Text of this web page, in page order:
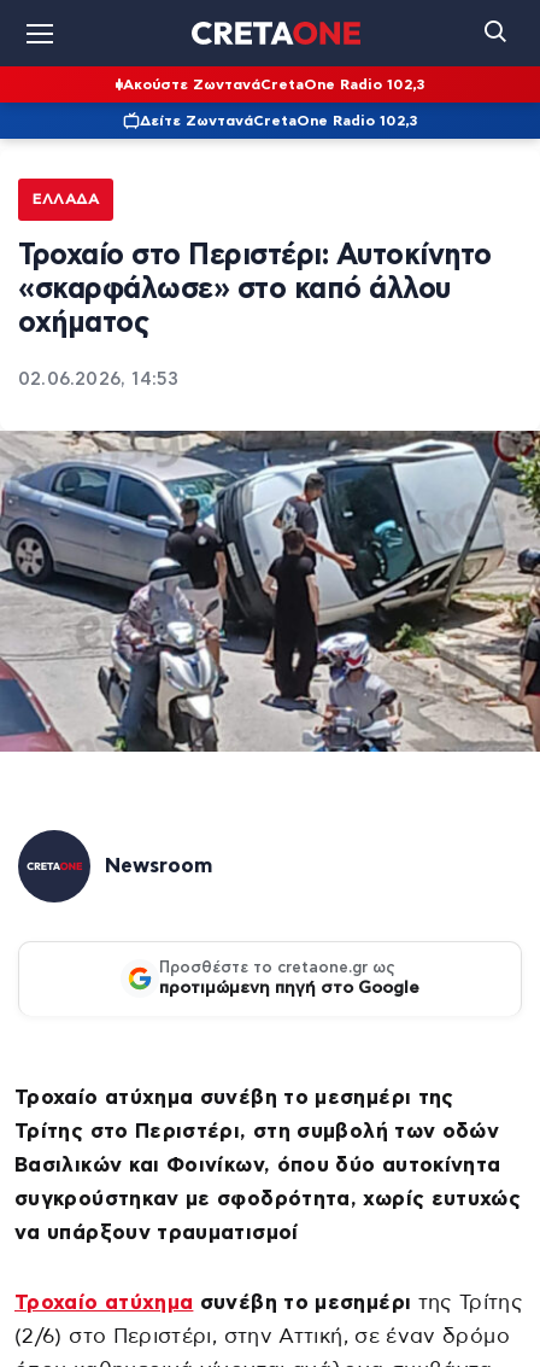
Ακούστε ΖωντανάCretaOne Radio 102,3
Δείτε ΖωντανάCretaOne Radio 102,3
ΕΛΛΆΔΑ
Τροχαίο στο Περιστέρι: Αυτοκίνητο
«σκαρφάλωσε» στο καπό άλλου
οχήματος
02.06.2026, 14:53
Newsroom
Προσθέστε το cretaone.gr ως
προτιμώμενη πηγή στο Google
Τροχαίο ατύχημα συνέβη το μεσημέρι της
Τρίτης στο Περιστέρι, στη συμβολή των οδών
Βασιλικών και Φοινίκων, όπου δύο αυτοκίνητα
συγκρούστηκαν με σφοδρότητα, χωρίς ευτυχώς
να υπάρξουν τραυματισμοί
Τροχαίο ατύχημα συνέβη το μεσημέρι της Τρίτης
(2/6) στο Περιστέρι, στην Αττική, σε έναν δρόμο